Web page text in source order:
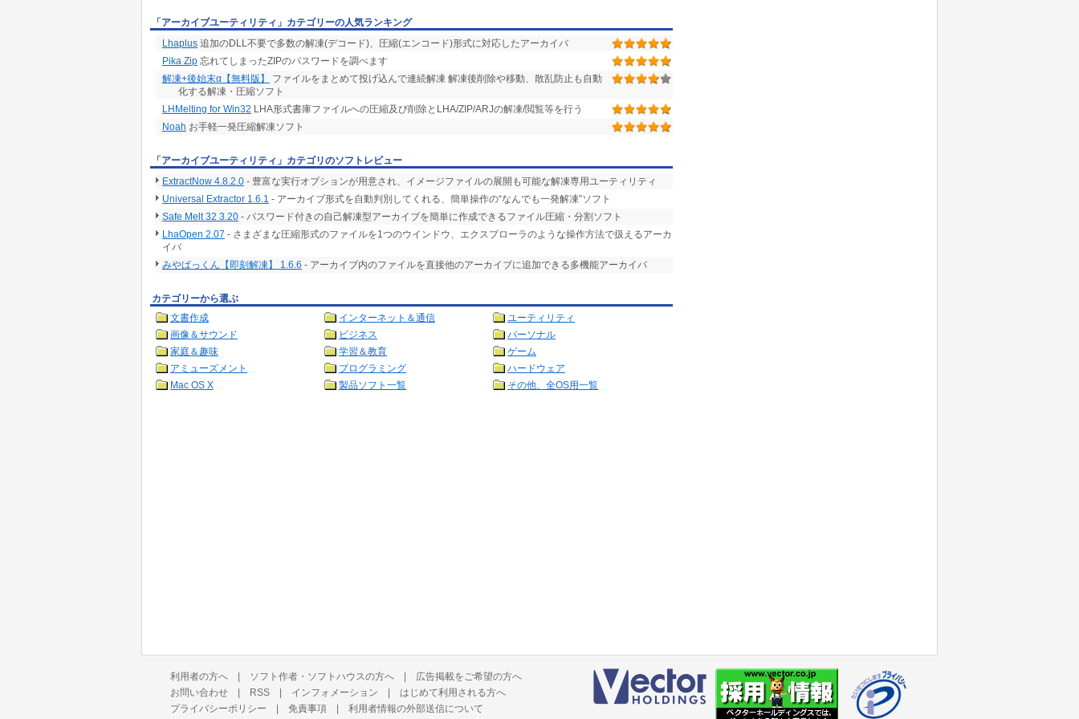
「アーカイブユーティリティ」カテゴリーの人気ランキング
Lhaplus 追加のDLL不要で多数の解凍(デコード)、圧縮(エンコード)形式に対応したアーカイバ
Pika Zip 忘れてしまったZIPのパスワードを調べます
解凍+後始末α【無料版】
ファイルをまとめて投げ込んで連続解凍 解凍後削除や移動、散乱防止も自動
化する解凍・圧縮ソフト
LHMelting for Win32 LHA形式書庫ファイルへの圧縮及び削除とLHA/ZIP/ARJの解凍/閲覧等を行う
Noah お手軽一発圧縮解凍ソフト
「アーカイブユーティリティ」カテゴリのソフトレビュー
ExtractNow 4.8.2.0 - 豊富な実行オプションが用意され、イメージファイルの展開も可能な解凍専用ユーティリティ
Universal Extractor 1.6.1 - アーカイブ形式を自動判別してくれる、簡単操作の“なんでも一発解凍”ソフト
Safe Melt 32 3.20 - パスワード付きの自己解凍型アーカイブを簡単に作成できるファイル圧縮・分割ソフト
LhaOpen 2.07 - さまざまな圧縮形式のファイルを1つのウインドウ、エクスプローラのような操作方法で扱えるアーカ
イバ
みやぱっくん【即刻解凍】 1.6.6 - アーカイブ内のファイルを直接他のアーカイブに追加できる多機能アーカイバ
カテゴリーから選ぶ
文書作成
インターネット＆通信
ユーティリティ
画像＆サウンド
ビジネス
パーソナル
家庭＆趣味
学習＆教育
ゲーム
アミューズメント
プログラミング
ハードウェア
Mac OS X
製品ソフト一覧 その他、全OS用一覧
利用者の方へ | ソフト作者・ソフトハウスの方へ | 広告掲載をご希望の方へ
お問い合わせ | RSS | インフォメーション | はじめて利用される方へ
プライバシーポリシー | 免責事項 | 利用者情報の外部送信について